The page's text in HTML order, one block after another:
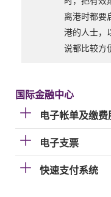
离港时都要
港的人士，
说都比较方
国际金融中心
电子帐单及缴费
电子支票
快速支付系统